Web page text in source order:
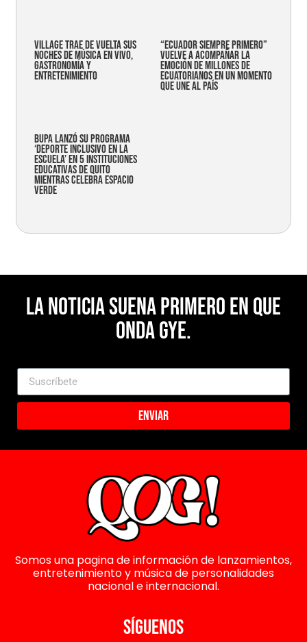
Village trae de vuelta sus
noches de música en vivo,
gastronomía y
entretenimiento
“Ecuador siempre primero”
vuelve a acompañar la
emoción de millones de
ecuatorianos en un momento
que une al país
Bupa lanzó su programa
‘Deporte Inclusivo en la
Escuela’ en 5 instituciones
educativas de Quito
mientras celebra espacio
verde
La noticia suena primero en Que
Onda Gye.
Enviar
Somos una pagina de información de lanzamientos,
entretenimiento y música de personalidades
nacional e internacional.
SÍGUENOS